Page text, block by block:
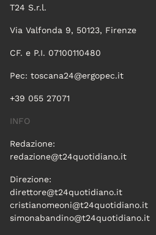
T24 S.r.l.
Via Valfonda 9, 50123, Firenze
CF. e P.I. 07100110480
Pec: toscana24@ergopec.it
+39 055 27071
INFO
Redazione:
redazione@t24quotidiano.it
Direzione:
direttore@t24quotidiano.it
cristianomeoni@t24quotidiano.it
simonabandino@t24quotidiano.it